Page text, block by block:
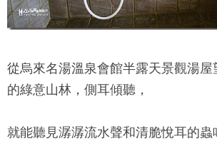
從烏來名湯溫泉會館半露天景觀湯
的綠意山林，側耳傾聽，
就能聽見潺潺流水聲和清脆悅耳的蟲